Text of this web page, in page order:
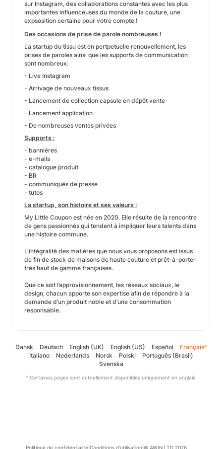
sur Instagram, des collaborations constantes avec les plus
importantes influenceuses du monde de la couture, une
expsosition certaine pour votre compte !
Des occasions de prise de parole nombreuses !
La startup du tissu est en pertpetuelle renouvellement, les
prises de paroles ainsi que les supports de communication
sont nombreux:
- Live Instagram
- Arrivage de nouveaux tissus
- Lancement de collection capsule en dépôt vente
- Lancement application
- De nombreuses ventes privées
Supports :
- bannières
- e-mails
- catalogue produit
- BR
- communiqués de presse
- tutos
La startup, son histoire et ses valeurs :
My Little Coupon est née en 2020. Elle résulte de la rencontre
de gens passionnés qui tendent à impliquer leurs talents dans
une histoire commune.
L'intégralité des matières que nous vous proposons est issus
de fin de stock de maisons de haute couture et prêt-à-porter
très haut de gamme françaises.
Que ce soit l’approvisionnement, les réseaux sociaux, le
design, chacun apporte son expertise afin de répondre à la
demande d’un produit noble et d’une consommation
responsable.
Dansk Deutsch English (UK) English (US) Español Français*
Italiano Nederlands Norsk Polski
Português (Brasil)
Svenska
* Certaines pages sont actuellement disponibles uniquement en anglais.
Politique de confidentialité| Conditions d’utilisation| © AWIN LTD 2026